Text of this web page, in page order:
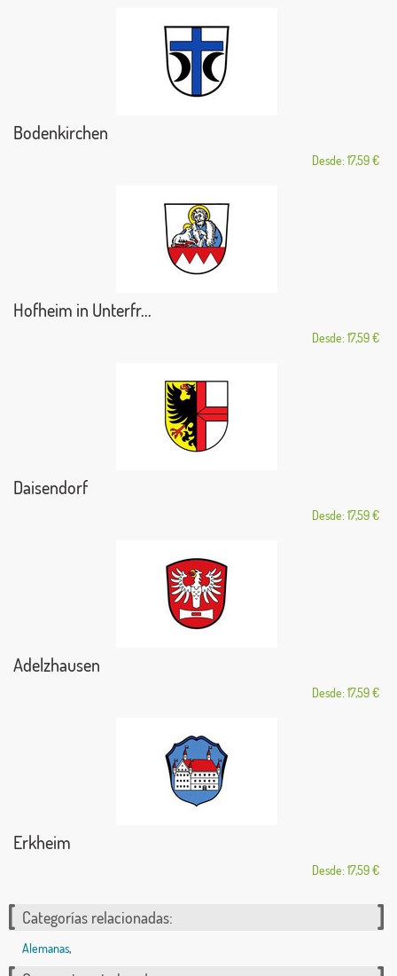
Bodenkirchen
Desde: 17,59 €
Hofheim in Unterfr...
Desde: 17,59 €
Daisendorf
Desde: 17,59 €
Adelzhausen
Desde: 17,59 €
Erkheim
Desde: 17,59 €
Categorías relacionadas:
Alemanas,